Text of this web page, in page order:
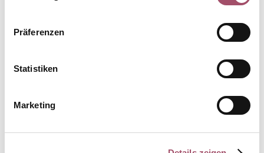
Präferenzen
Statistiken
Marketing
E-Mail:kontakt@dachau-med.de
Mo - Do:08:00 - 18:00 Uhr
Fr:08:00 - 14:00 Uhr